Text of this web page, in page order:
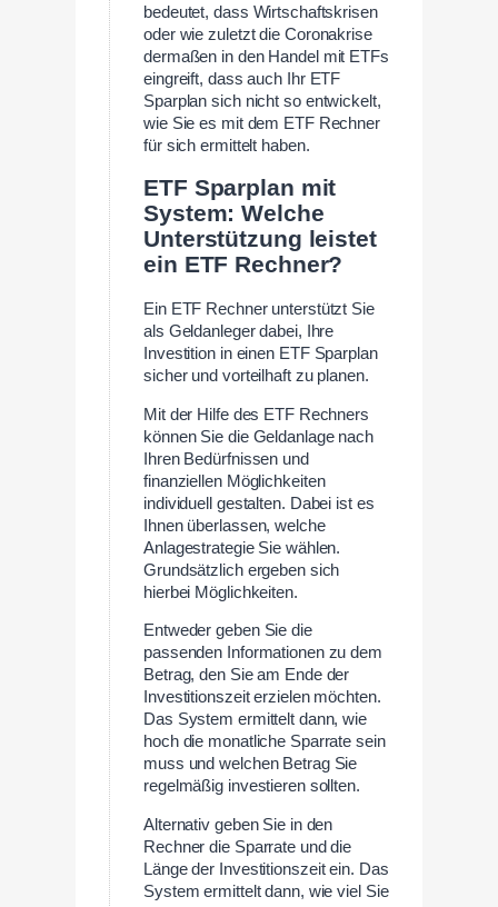
bedeutet, dass Wirtschaftskrisen
oder wie zuletzt die Coronakrise
dermaßen in den Handel mit ETFs
eingreift, dass auch Ihr ETF
Sparplan sich nicht so entwickelt,
wie Sie es mit dem ETF Rechner
für sich ermittelt haben.
ETF Sparplan mit
System: Welche
Unterstützung leistet
ein ETF Rechner?
Ein ETF Rechner unterstützt Sie
als Geldanleger dabei, Ihre
Investition in einen ETF Sparplan
sicher und vorteilhaft zu planen.
Mit der Hilfe des ETF Rechners
können Sie die Geldanlage nach
Ihren Bedürfnissen und
finanziellen Möglichkeiten
individuell gestalten. Dabei ist es
Ihnen überlassen, welche
Anlagestrategie Sie wählen.
Grundsätzlich ergeben sich
hierbei Möglichkeiten.
Entweder geben Sie die
passenden Informationen zu dem
Betrag, den Sie am Ende der
Investitionszeit erzielen möchten.
Das System ermittelt dann, wie
hoch die monatliche Sparrate sein
muss und welchen Betrag Sie
regelmäßig investieren sollten.
Alternativ geben Sie in den
Rechner die Sparrate und die
Länge der Investitionszeit ein. Das
System ermittelt dann, wie viel Sie